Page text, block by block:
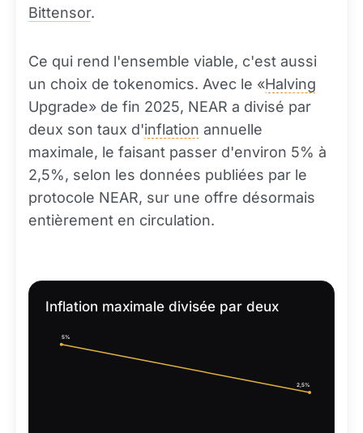
Bittensor.
Ce qui rend l'ensemble viable, c'est aussi
un choix de tokenomics. Avec le «Halving
Upgrade» de fin 2025, NEAR a divisé par
deux son taux d'inflation annuelle
maximale, le faisant passer d'environ 5% à
2,5%, selon les données publiées par le
protocole NEAR, sur une offre désormais
entièrement en circulation.
Inflation maximale divisée par deux
5%
2,5%